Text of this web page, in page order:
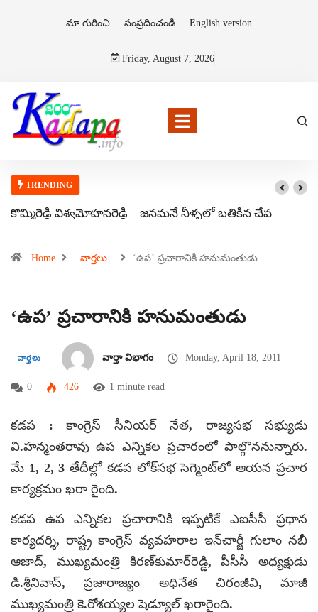
మా గురించి సంప్రదించండి English version
Friday, August 7, 2026
TRENDING
కొమ్మిరెడ్డి విశ్వమోహనరెడ్డి – జనమనే నీళ్ళలో బతికిన చేప
Home వార్తలు ‘ఉప’ ప్రచారానికి హనుమంతుడు
‘ఉప’ ప్రచారానికి హనుమంతుడు
వార్తలు వార్తా విభాగం Monday, April 18, 2011
0 426 1 minute read
కడప : కాంగ్రెస్‌ సీనియర్‌ నేత, రాజ్యసభ సభ్యుడు
వి.హన్మంతరావు ఉప ఎన్నికల ప్రచారంలో పాల్గొననున్నారు.
మే 1, 2, 3 తేదీల్లో కడప లోక్‌సభ సెగ్మెంట్‌లో ఆయన ప్రచార
కార్యక్రమం ఖరా రైంది.
కడప ఉప ఎన్నికల ప్రచారానికి ఇప్పటికే ఎఐసీసీ ప్రధాన
కార్యదర్శి, రాష్ట్ర కాంగ్రెస్‌ వ్యవహరాల ఇన్‌చార్జీ గులాం నబీ
ఆజాద్‌, ముఖ్యమంత్రి కిరణ్‌కుమార్‌రెడ్డి, పీసీసీ అధ్యక్షుడు
డి.శ్రీనివాస్‌, ప్రజారాజ్యం అధినేత చిరంజీవి, మాజీ
ముఖ్యమంత్రి కె.రోశయ్యల షెడ్యూల్‌ ఖరారైంది.